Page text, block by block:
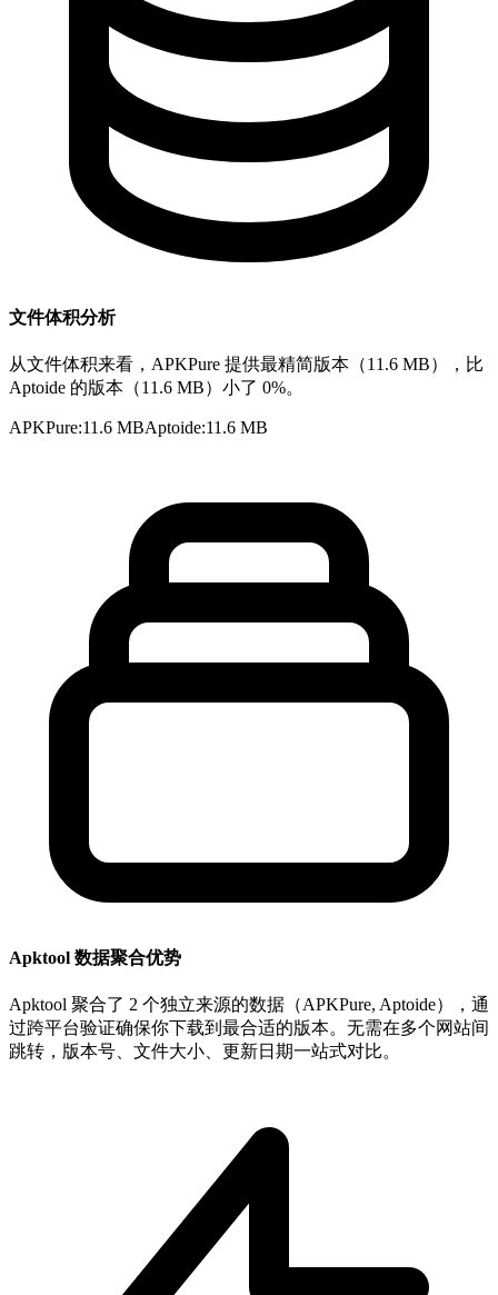
文件体积分析
从文件体积来看，APKPure 提供最精简版本（11.6 MB），比
Aptoide 的版本（11.6 MB）小了 0%。
APKPure:11.6 MBAptoide:11.6 MB
Apktool 数据聚合优势
Apktool 聚合了 2 个独立来源的数据（APKPure, Aptoide），通
过跨平台验证确保你下载到最合适的版本。无需在多个网站间
跳转，版本号、文件大小、更新日期一站式对比。